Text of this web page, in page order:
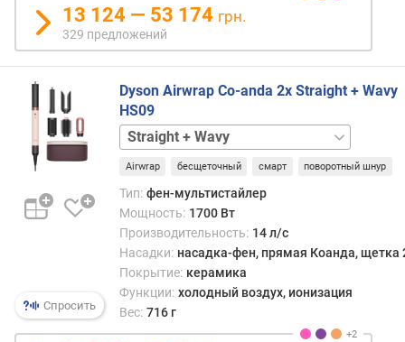
и
о
т
д
ш
е
в
х
к
г
и
13 124 — 53 174 грн.
329 предложений
Спросить
Dyson Airwrap Co-anda 2x Straight + Wavy
HS09
Curly
+
CoilyCurly
+
Coily
Special
Edition
+
Wavy
Special
Edition
Airwrap бесщеточный смарт поворотный шнур
Тип: фен-мультистайлер
Мощность: 1700 Вт
Производительность: 14 л/с
Насадки: насадка-фен, прямая Коанда, щетка
Покрытие: керамика
Функции: холодный воздух, ионизация
Вес: 716 г